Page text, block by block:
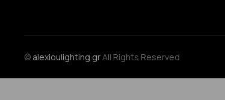
© alexioulighting.grAll Rights Reserved